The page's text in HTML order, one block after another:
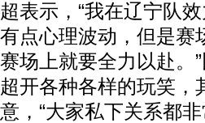
超表示，“我在辽宁队
有点心理波动，但是赛
赛场上就要全力以赴。
超开各种各样的玩笑，
意，“大家私下关系都